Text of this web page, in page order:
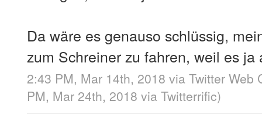
Da wäre es genauso schlüssig,
zum Schreiner zu fahren, weil es ja
2:43 PM, Mar 14th, 2018 via Twitter Web
PM, Mar 24th, 2018 via Twitterrific)